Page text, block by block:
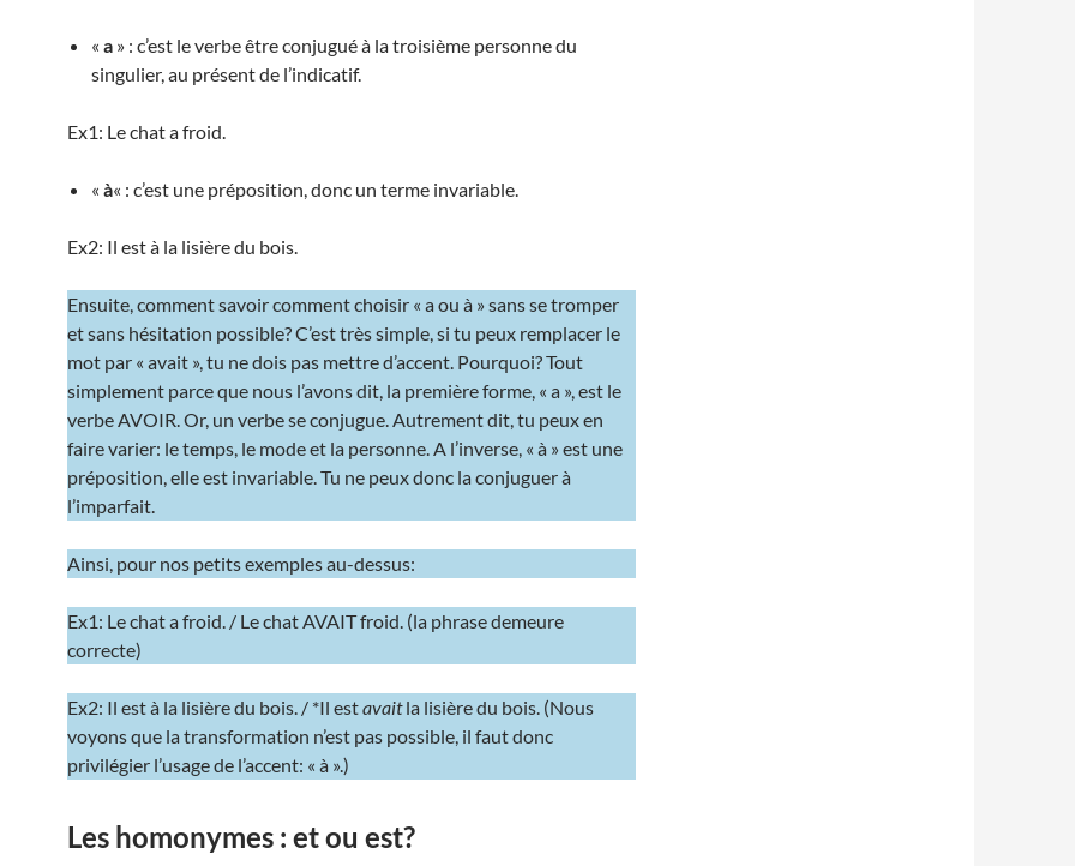
« a » : c’est le verbe être conjugué à la troisième personne du
singulier, au présent de l’indicatif.
Ex1: Le chat a froid.
« à« : c’est une préposition, donc un terme invariable.
Ex2: Il est à la lisière du bois.
Ensuite, comment savoir comment choisir « a ou à » sans se tromper
et sans hésitation possible? C’est très simple, si tu peux remplacer le
mot par « avait », tu ne dois pas mettre d’accent. Pourquoi? Tout
simplement parce que nous l’avons dit, la première forme, « a », est le
verbe AVOIR. Or, un verbe se conjugue. Autrement dit, tu peux en
faire varier: le temps, le mode et la personne. A l’inverse, « à » est une
préposition, elle est invariable. Tu ne peux donc la conjuguer à
l’imparfait.
Ainsi, pour nos petits exemples au-dessus:
Ex1: Le chat a froid. / Le chat AVAIT froid. (la phrase demeure
correcte)
Ex2: Il est à la lisière du bois. / *Il estavaitla lisière du bois. (Nous
voyons que la transformation n’est pas possible, il faut donc
privilégier l’usage de l’accent: « à ».)
Les homonymes : et ou est?